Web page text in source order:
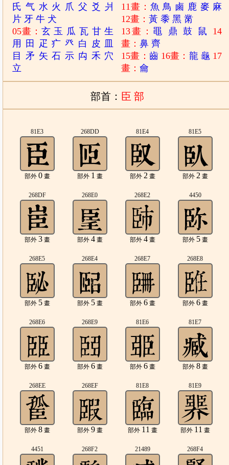
氏 气 水 火 爪 父 爻 爿
片 牙 牛 犬
05畫： 玄 玉 瓜 瓦 甘 生
用
田 疋 疒 癶 白 皮 皿
目 矛 矢 石 示 禸 禾 穴
立
11畫： 魚 鳥 鹵 鹿 麥 麻
12畫：黃 黍 黑 黹
13畫：黽 鼎 鼓 鼠
14
畫：鼻 齊
15畫： 齒 16畫： 龍 龜 17
畫：龠
部首： 臣 部
81E3
部外 0畫
268DD
部外 1 畫
81E4
部外 2 畫
81E5
部外 2 畫
268DF
部外 3畫
268E0
部外 4畫
268E2
部外 4畫
4450
部外 5畫
268E5
部外 5畫
268E4
部外 5畫
268E7
部外 6畫
268E8
部外 6畫
268E6
部外 6畫
268E9
部外 6畫
81E6
部外 6畫
81E7
部外 8畫
268EE
部外 8畫
268EF
部外 9畫
81E8
部外 11 畫
81E9
部外 11 畫
4451 268F2 21489 268F4